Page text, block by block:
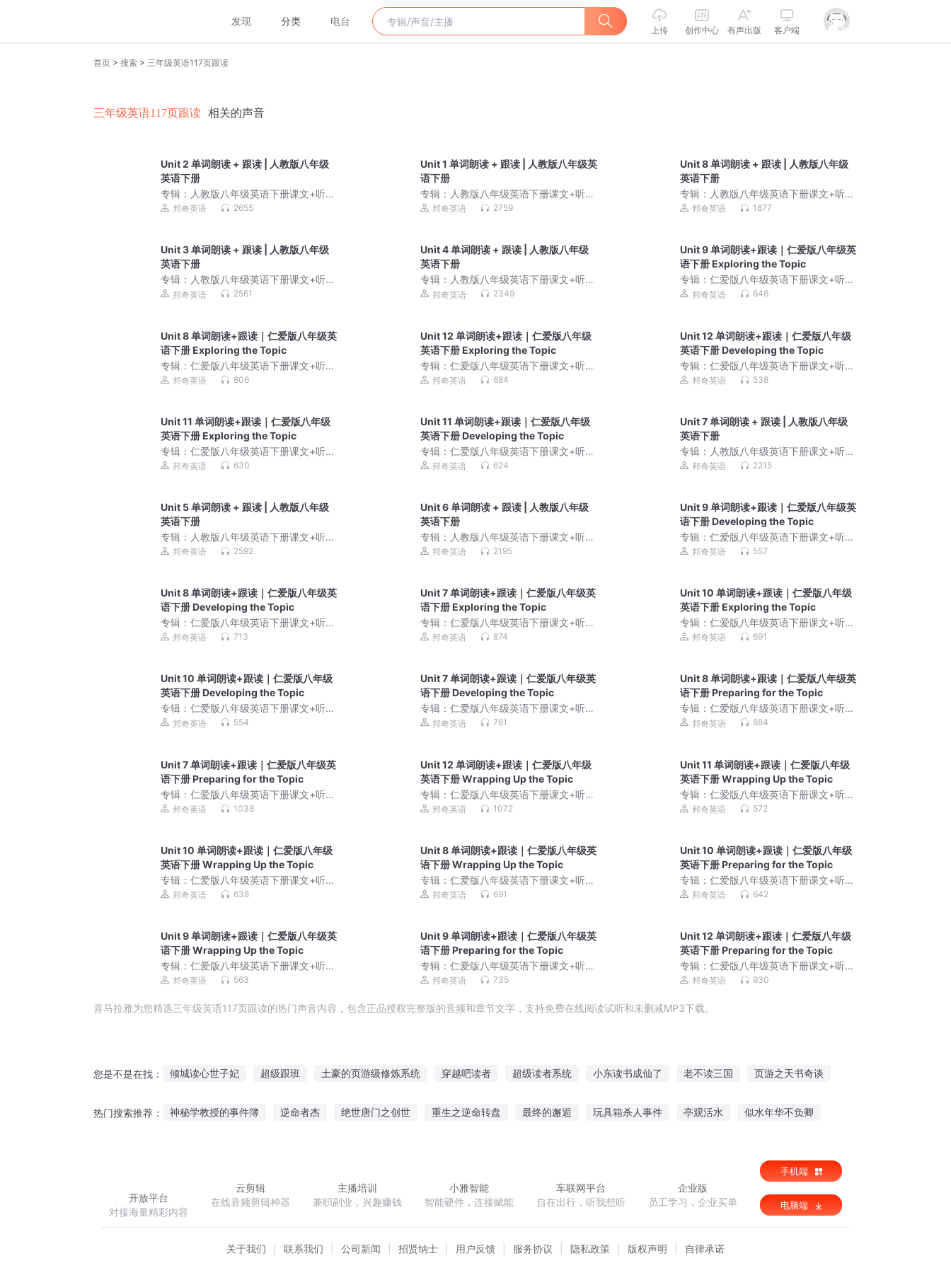
发现 分类 电台
上传 创作中心 有声出版 客户端
首页 > 搜索 > 三年级英语117页跟读
三年级英语117页跟读 相关的声音
Unit 2 单词朗读 + 跟读 | 人教版八年级
英语下册
专辑： 人教版八年级英语下册课文+听力
原声｜同步教材标准朗
邦奇英语 2655
Unit 1 单词朗读 + 跟读 | 人教版八年级英
语下册
专辑： 人教版八年级英语下册课文+听力
原声｜同步教材标准朗
邦奇英语 2759
Unit 8 单词朗读 + 跟读 | 人教版八年级
英语下册
专辑： 人教版八年级英语下册课文+听力
原声｜同步教材标准朗
邦奇英语 1877
Unit 3 单词朗读 + 跟读 | 人教版八年级
英语下册
专辑： 人教版八年级英语下册课文+听力
原声｜同步教材标准朗
邦奇英语 2561
Unit 4 单词朗读 + 跟读 | 人教版八年级
英语下册
专辑： 人教版八年级英语下册课文+听力
原声｜同步教材标准朗
邦奇英语 2349
Unit 9 单词朗读+跟读｜仁爱版八年级英
语下册 Exploring the Topic
专辑：仁爱版八年级英语下册课文+听力
朗读｜同步教材英语学
邦奇英语 646
Unit 8 单词朗读+跟读｜仁爱版八年级英
语下册 Exploring the Topic
专辑： 仁爱版八年级英语下册课文+听力
朗读｜同步教材英语学
邦奇英语 806
Unit 12 单词朗读+跟读｜仁爱版八年级
英语下册 Exploring the Topic
专辑：仁爱版八年级英语下册课文+听力
朗读｜同步教材英语学
邦奇英语 684
Unit 12 单词朗读+跟读｜仁爱版八年级
英语下册 Developing the Topic
专辑：仁爱版八年级英语下册课文+听力
朗读｜同步教材英语学
邦奇英语 538
Unit 11 单词朗读+跟读｜仁爱版八年级
英语下册 Exploring the Topic
专辑： 仁爱版八年级英语下册课文+听力
朗读｜同步教材英语学
邦奇英语 630
Unit 11 单词朗读+跟读｜仁爱版八年级
英语下册 Developing the Topic
专辑：仁爱版八年级英语下册课文+听力
朗读｜同步教材英语学
邦奇英语 624
Unit 7 单词朗读 + 跟读 | 人教版八年级
英语下册
专辑： 人教版八年级英语下册课文+听力
原声｜同步教材标准朗
邦奇英语 2215
Unit 5 单词朗读 + 跟读 | 人教版八年级
英语下册
专辑： 人教版八年级英语下册课文+听力
原声｜同步教材标准朗
邦奇英语 2592
Unit 6 单词朗读 + 跟读 | 人教版八年级
英语下册
专辑： 人教版八年级英语下册课文+听力
原声｜同步教材标准朗
邦奇英语 2195
Unit 9 单词朗读+跟读｜仁爱版八年级英
语下册 Developing the Topic
专辑：仁爱版八年级英语下册课文+听力
朗读｜同步教材英语学
邦奇英语 557
Unit 8 单词朗读+跟读｜仁爱版八年级英
语下册 Developing the Topic
专辑： 仁爱版八年级英语下册课文+听力
朗读｜同步教材英语学
邦奇英语 713
Unit 7 单词朗读+跟读｜仁爱版八年级英
语下册 Exploring the Topic
专辑：仁爱版八年级英语下册课文+听力
朗读｜同步教材英语学
邦奇英语 874
Unit 10 单词朗读+跟读｜仁爱版八年级
英语下册 Exploring the Topic
专辑：仁爱版八年级英语下册课文+听力
朗读｜同步教材英语学
邦奇英语 691
Unit 10 单词朗读+跟读｜仁爱版八年级
英语下册 Developing the Topic
专辑： 仁爱版八年级英语下册课文+听力
朗读｜同步教材英语学
邦奇英语 554
Unit 7 单词朗读+跟读｜仁爱版八年级英
语下册 Developing the Topic
专辑：仁爱版八年级英语下册课文+听力
朗读｜同步教材英语学
邦奇英语 761
Unit 8 单词朗读+跟读｜仁爱版八年级英
语下册 Preparing for the Topic
专辑：仁爱版八年级英语下册课文+听力
朗读｜同步教材英语学
邦奇英语 884
Unit 7 单词朗读+跟读｜仁爱版八年级英
语下册 Preparing for the Topic
专辑： 仁爱版八年级英语下册课文+听力
朗读｜同步教材英语学
邦奇英语 1038
Unit 12 单词朗读+跟读｜仁爱版八年级
英语下册 Wrapping Up the Topic
专辑：仁爱版八年级英语下册课文+听力
朗读｜同步教材英语学
邦奇英语 1072
Unit 11 单词朗读+跟读｜仁爱版八年级
英语下册 Wrapping Up the Topic
专辑：仁爱版八年级英语下册课文+听力
朗读｜同步教材英语学
邦奇英语 572
Unit 10 单词朗读+跟读｜仁爱版八年级
英语下册 Wrapping Up the Topic
专辑： 仁爱版八年级英语下册课文+听力
朗读｜同步教材英语学
邦奇英语 638
Unit 8 单词朗读+跟读｜仁爱版八年级英
语下册 Wrapping Up the Topic
专辑：仁爱版八年级英语下册课文+听力
朗读｜同步教材英语学
邦奇英语 691
Unit 10 单词朗读+跟读｜仁爱版八年级
英语下册 Preparing for the Topic
专辑：仁爱版八年级英语下册课文+听力
朗读｜同步教材英语学
邦奇英语 642
Unit 9 单词朗读+跟读｜仁爱版八年级英
语下册 Wrapping Up the Topic
专辑： 仁爱版八年级英语下册课文+听力
朗读｜同步教材英语学
邦奇英语 563
Unit 9 单词朗读+跟读｜仁爱版八年级英
语下册 Preparing for the Topic
专辑：仁爱版八年级英语下册课文+听力
朗读｜同步教材英语学
邦奇英语 735
Unit 12 单词朗读+跟读｜仁爱版八年级
英语下册 Preparing for the Topic
专辑：仁爱版八年级英语下册课文+听力
朗读｜同步教材英语学
邦奇英语 930
喜马拉雅为您精选三年级英语117页跟读的热门声音内容，包含正品授权完整版的音频和章节文字，支持免费在线阅读试听和未删减MP3下载。
您是不是在找： 倾城读心世子妃 超级跟班 土豪的页游级修炼系统 穿越吧读者 超级读者系统 小东读书成仙了 老不读三国 页游之天书奇谈
页游道士系统 一页故事 三页人间 百页金书 古事记月读命之神 神级阅读系统 读书成圣 读书大道 千翻书页
热门搜索推荐： 神秘学教授的事件簿 逆命者杰 绝世唐门之创世 重生之逆命转盘 最终的邂逅 玩具箱杀人事件 亭观活水 似水年华不负卿
开放平台
对接海量精彩内容
云剪辑
在线音频剪辑神器
主播培训
兼职副业，兴趣赚钱
小雅智能
智能硬件，连接赋能
车联网平台
自在出行，听我想听
企业版
员工学习，企业买单
手机端
电脑端
关于我们 联系我们 公司新闻 招贤纳士 用户反馈 服务协议 隐私政策 版权声明 自律承诺